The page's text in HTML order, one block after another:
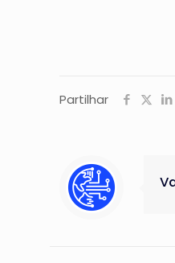
Partilhar